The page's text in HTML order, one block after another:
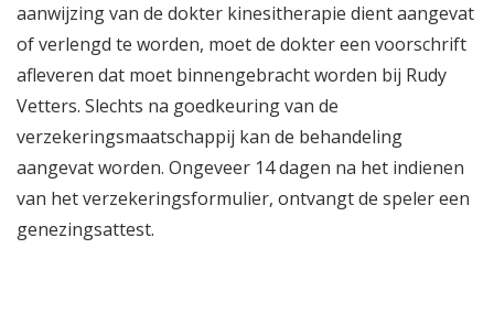
aanwijzing van de dokter kinesitherapie dient aangevat
of verlengd te worden, moet de dokter een voorschrift
afleveren dat moet binnengebracht worden bij Rudy
Vetters. Slechts na goedkeuring van de
verzekeringsmaatschappij kan de behandeling
aangevat worden. Ongeveer 14 dagen na het indienen
van het verzekeringsformulier, ontvangt de speler een
genezingsattest.